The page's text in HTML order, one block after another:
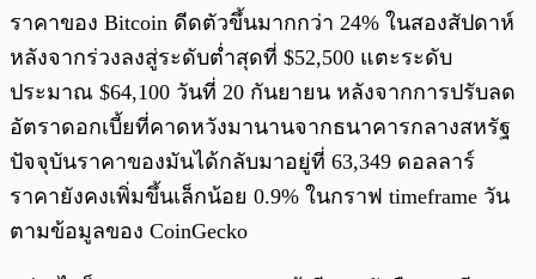
ราคาของ Bitcoin ดีดตัวขึ้นมากกว่า 24% ในสองสัปดาห์
หลังจากร่วงลงสู่ระดับต่ำสุดที่ $52,500 แตะระดับ
ประมาณ $64,100 วันที่ 20 กันยายน หลังจากการปรับลด
อัตราดอกเบี้ยที่คาดหวังมานานจากธนาคารกลางสหรัฐ
ปัจจุบันราคาของมันได้กลับมาอยู่ที่ 63,349 ดอลลาร์
ราคายังคงเพิ่มขึ้นเล็กน้อย 0.9% ในกราฟ timeframe วัน
ตามข้อมูลของ CoinGecko